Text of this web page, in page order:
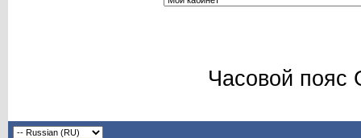
Часовой пояс